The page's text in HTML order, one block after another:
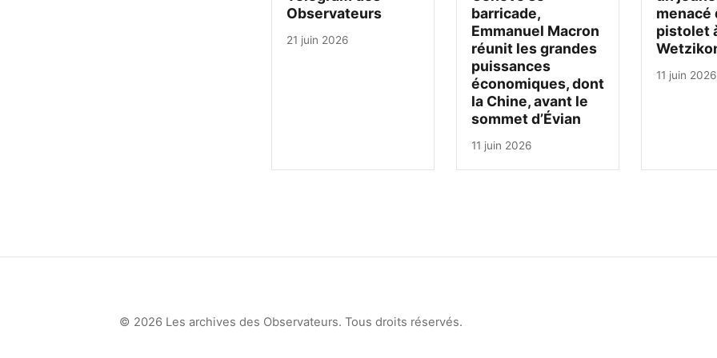
Observateurs
21 juin 2026
barricade,
Emmanuel Macron
réunit les grandes
puissances
économiques, dont
la Chine, avant le
sommet d’Évian
11 juin 2026
menacé
pistolet
11 juin 2026
© 2026 Les archives des Observateurs. Tous droits réservés.